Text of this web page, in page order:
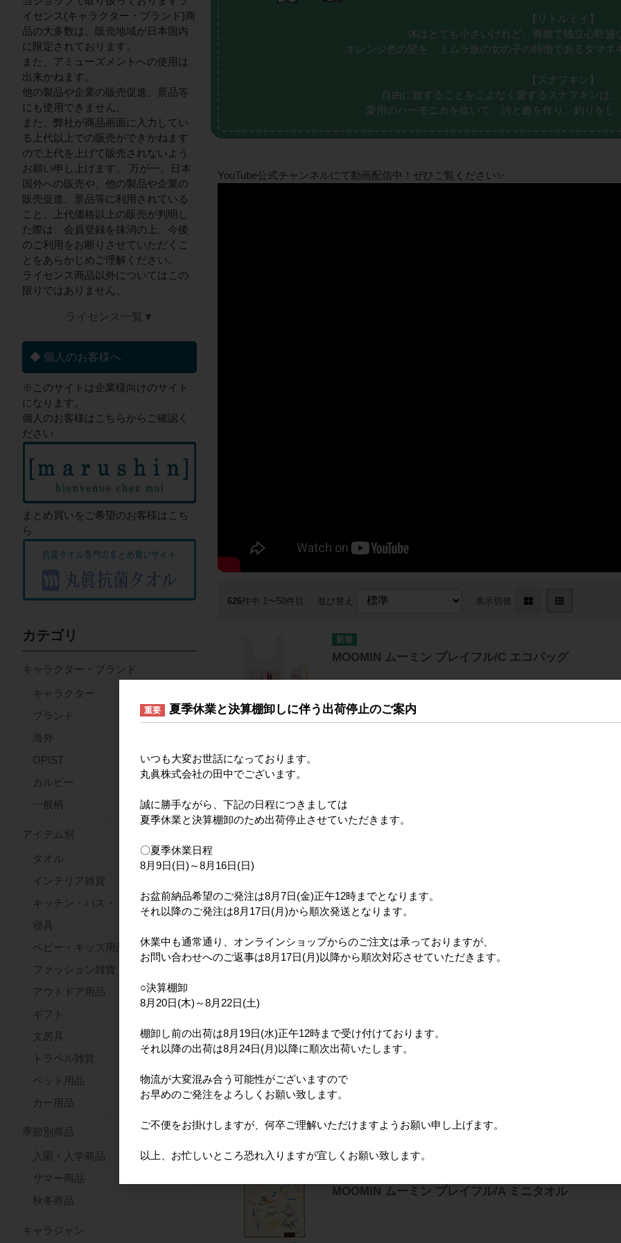
【リトルミイ】
体はとても小さいけれど、勇敢で独立心旺盛
オレンジ色の髪を、ミムラ族の女の子の特徴であるタマ
【スナフキン】
自由に旅することをこよなく愛するスナフキンは
愛用のハーモニカを吹いて、詩と曲を作り、釣りを
YouTube公式チャンネルにて動画配信中！ぜひご覧ください✨
626件中 1〜50件目 並び替え 表示切替
MOOMIN ムーミン プレイフル/C エコバッグ
MOOMIN ムーミン プレイフル/B ミニタオル
MOOMIN ムーミン プレイフル/A ミニタオル
イセンス(キャラクター・ブランド)商
品の大多数は、販売地域が日本国内
に限定されております。
また、アミューズメントへの使用は
出来かねます。
他の製品や企業の販売促進、景品等
にも使用できません。
また、弊社が商品画面に入力してい
る上代以上での販売ができかねます
ので上代を上げて販売されないよう
お願い申し上げます。 万が一、日本
国外への販売や、他の製品や企業の
販売促進、景品等に利用されている
こと、上代価格以上の販売が判明し
た際は、会員登録を抹消の上、今後
のご利用をお断りさせていただくこ
とをあらかじめご理解ください。
ライセンス商品以外についてはこの
限りではありません。
ライセンス一覧▼
◆ 個人のお客様へ
※このサイトは企業様向けのサイト
になります。
個人のお客様はこちらからご確認く
ださい
まとめ買いをご希望のお客様はこち
ら
カテゴリ
キャラクター・ブランド
キャラクター
ブランド
海外
OPIST
カルビー
一般柄
アイテム別
タオル
インテリア雑貨
キッチン・バス・トイレ
寝具
ベビー・キッズ用品
ファッション雑貨
アウトドア用品
ギフト
文房具
トラベル雑貨
ペット用品
カー用品
季節別商品
入園・入学商品
サマー商品
秋冬商品
キャラジャン
重要 夏季休業と決算棚卸しに伴う出荷停止のご案内
いつも大変お世話になっております。
丸眞株式会社の田中でございます。
誠に勝手ながら、下記の日程につきましては
夏季休業と決算棚卸のため出荷停止させていただきます。
〇夏季休業日程
8月9日(日)～8月16日(日)
お盆前納品希望のご発注は8月7日(金)正午12時までとなります。
それ以降のご発注は8月17日(月)から順次発送となります。
休業中も通常通り、オンラインショップからのご注文は承っておりますが、
お問い合わせへのご返事は8月17日(月)以降から順次対応させていただきます。
○決算棚卸
8月20日(木)～8月22日(土)
棚卸し前の出荷は8月19日(水)正午12時まで受け付けております。
それ以降の出荷は8月24日(月)以降に順次出荷いたします。
物流が大変混み合う可能性がございますので
お早めのご発注をよろしくお願い致します。
ご不便をお掛けしますが、何卒ご理解いただけますようお願い申し上げます。
以上、お忙しいところ恐れ入りますが宜しくお願い致します。